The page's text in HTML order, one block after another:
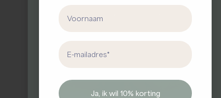
First Name
First Name
Email address
Ja, ik wil 10% korting